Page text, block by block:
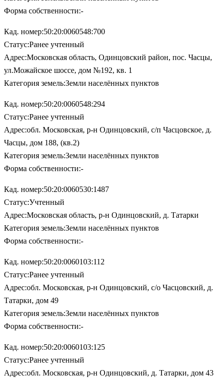
Форма собственности:-
Кад. номер:50:20:0060548:700
Статус:Ранее учтенный
Адрес:Московская область, Одинцовский район, пос. Часцы,
ул.Можайское шоссе, дом №192, кв. 1
Категория земель:Земли населённых пунктов
Кад. номер:50:20:0060548:294
Статус:Ранее учтенный
Адрес:обл. Московская, р-н Одинцовский, с/п Часцовское, д.
Часцы, дом 188, (кв.2)
Категория земель:Земли населённых пунктов
Форма собственности:-
Кад. номер:50:20:0060530:1487
Статус:Учтенный
Адрес:Московская область, р-н Одинцовский, д. Татарки
Категория земель:Земли населённых пунктов
Форма собственности:-
Кад. номер:50:20:0060103:112
Статус:Ранее учтенный
Адрес:обл. Московская, р-н Одинцовский, с/о Часцовский, д.
Татарки, дом 49
Категория земель:Земли населённых пунктов
Форма собственности:-
Кад. номер:50:20:0060103:125
Статус:Ранее учтенный
Адрес:обл. Московская, р-н Одинцовский, д. Татарки, дом 43